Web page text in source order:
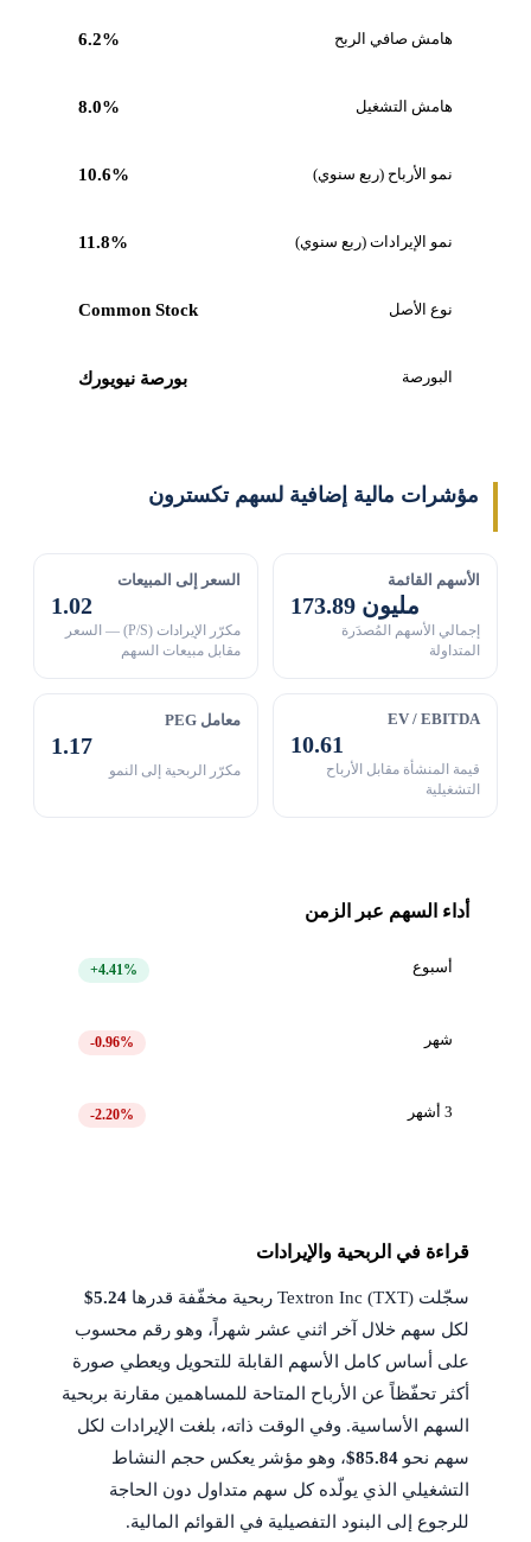
هامش صافي الربح 6.2%
هامش التشغيل 8.0%
نمو الأرباح (ربع سنوي) 10.6%
نمو الإيرادات (ربع سنوي) 11.8%
نوع الأصل Common Stock
البورصة بورصة نيويورك
مؤشرات مالية إضافية لسهم تكسترون
الأسهم القائمة
173.89 مليون
إجمالي الأسهم المُصدَرة
المتداولة
السعر إلى المبيعات
1.02
مكرّر الإيرادات (P/S) — السعر
مقابل مبيعات السهم
EV / EBITDA
10.61
قيمة المنشأة مقابل الأرباح
التشغيلية
معامل PEG
1.17
مكرّر الربحية إلى النمو
أداء السهم عبر الزمن
أسبوع +4.41%
شهر -0.96%
3 أشهر -2.20%
قراءة في الربحية والإيرادات
سجّلت Textron Inc (TXT) ربحية مخفّفة قدرها
$5.24
لكل سهم خلال آخر اثني عشر شهراً، وهو رقم محسوب
على أساس كامل الأسهم القابلة للتحويل ويعطي صورة
أكثر تحفّظاً عن الأرباح المتاحة للمساهمين مقارنة بربحية
السهم الأساسية. وفي الوقت ذاته، بلغت الإيرادات لكل
سهم نحو $85.84، وهو مؤشر يعكس حجم النشاط
التشغيلي الذي يولّده كل سهم متداول دون الحاجة
للرجوع إلى البنود التفصيلية في القوائم المالية.